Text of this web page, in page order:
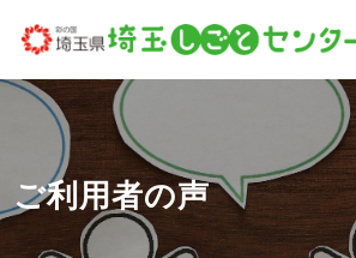
ご利用者の声